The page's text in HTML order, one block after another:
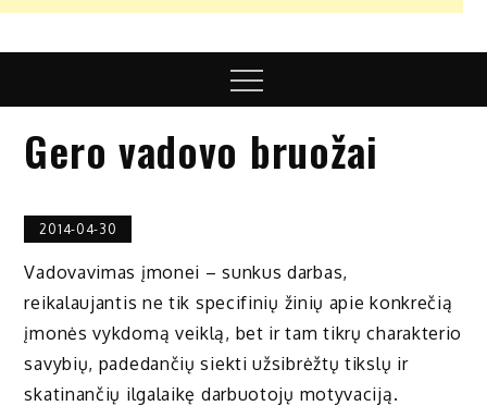
Menu
Gero vadovo bruožai
2014-04-30
Vadovavimas įmonei – sunkus darbas,
reikalaujantis ne tik specifinių žinių apie konkrečią
įmonės vykdomą veiklą, bet ir tam tikrų charakterio
savybių, padedančių siekti užsibrėžtų tikslų ir
skatinančių ilgalaikę darbuotojų motyvaciją.